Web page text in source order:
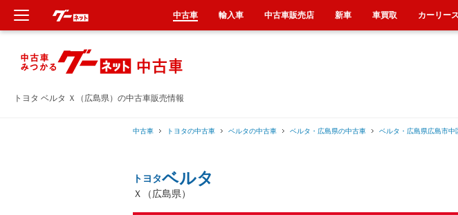
トヨタ ベルタ Ｘ（広島県）の中古車販売情報
中古車 トヨタの中古車 ベルタの中古車 ベルタ・広島県の中古車 ベルタ・広島県広島市中
トヨタベルタ
Ｘ（広島県）
中古車 輸入車 中古車販売店 新車 車買取 カーリース
新車
中古車